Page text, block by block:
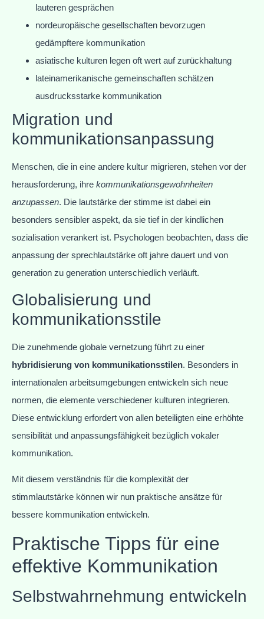
lauteren gesprächen
nordeuropäische gesellschaften bevorzugen
gedämpftere kommunikation
asiatische kulturen legen oft wert auf zurückhaltung
lateinamerikanische gemeinschaften schätzen
ausdrucksstarke kommunikation
Migration und
kommunikationsanpassung
Menschen, die in eine andere kultur migrieren, stehen vor der
herausforderung, ihre kommunikationsgewohnheiten
anzupassen. Die lautstärke der stimme ist dabei ein
besonders sensibler aspekt, da sie tief in der kindlichen
sozialisation verankert ist. Psychologen beobachten, dass die
anpassung der sprechlautstärke oft jahre dauert und von
generation zu generation unterschiedlich verläuft.
Globalisierung und
kommunikationsstile
Die zunehmende globale vernetzung führt zu einer
hybridisierung von kommunikationsstilen. Besonders in
internationalen arbeitsumgebungen entwickeln sich neue
normen, die elemente verschiedener kulturen integrieren.
Diese entwicklung erfordert von allen beteiligten eine erhöhte
sensibilität und anpassungsfähigkeit bezüglich vokaler
kommunikation.
Mit diesem verständnis für die komplexität der
stimmlautstärke können wir nun praktische ansätze für
bessere kommunikation entwickeln.
Praktische Tipps für eine
effektive Kommunikation
Selbstwahrnehmung entwickeln